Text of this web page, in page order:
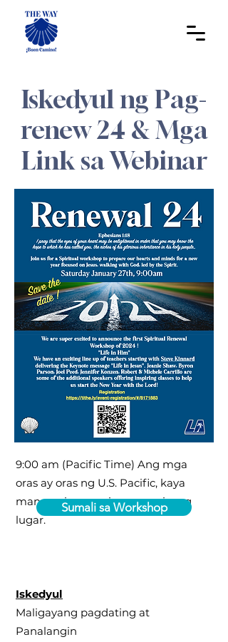
Iskedyul ng Pag-
renew 24 & Mga
Link sa Webinar
9:00 am (Pacific Time) Ang mga
oras ay oras ng U.S. Pacific, kaya
mangyaring ayusin para sa iyong
lugar.
Iskedyul
Maligayang pagdating at
Panalangin
Sumali sa Workshop